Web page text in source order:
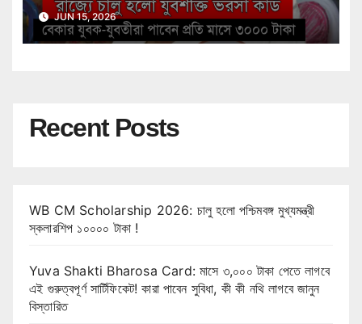
Shakti Bharosa Card Scheme
JUN 15, 2026
Recent Posts
WB CM Scholarship 2026: চালু হলো পশ্চিমবঙ্গ মুখ্যমন্ত্রী
স্কলারশিপ ১০০০০ টাকা !
Yuva Shakti Bharosa Card: মাসে ৩,০০০ টাকা পেতে লাগবে
এই গুরুত্বপূর্ণ সার্টিফিকেট! কারা পাবেন সুবিধা, কী কী নথি লাগবে জানুন
বিস্তারিত